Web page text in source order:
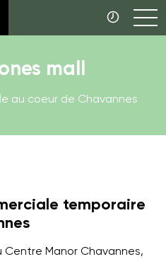
mall
au coeur de Chavannes
temporaire
Manor Chavannes,